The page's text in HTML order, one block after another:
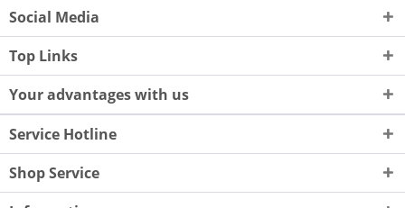
Social Media
Top Links
Your advantages with us
Service Hotline
Shop Service